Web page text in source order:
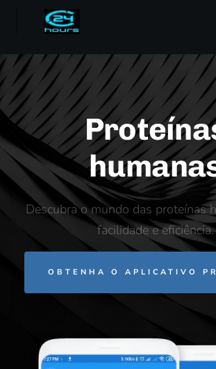
Descubra o mundo das proteínas
facilidade e eficiência.
OBTENHA O APLICATIVO